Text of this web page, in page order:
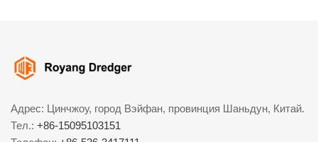
Адрес: Цинчжоу, город Вэйфан, провинция Шаньдун, Китай.
Тел.: +86-15095103151